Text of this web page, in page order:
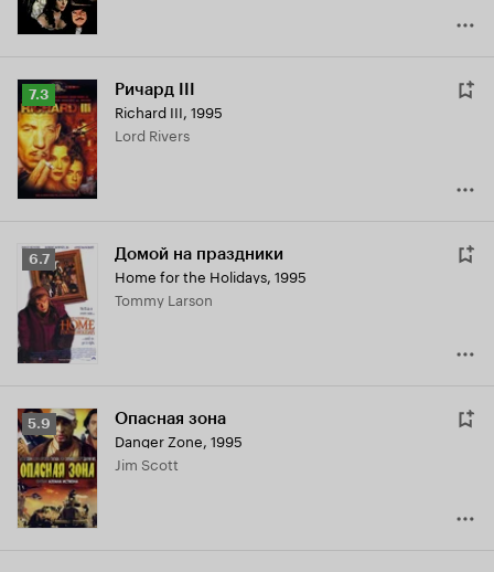
Рейтинг
Кинопоиска
7.3
7.3 Ричард III
Richard III, 1995
Lord Rivers
Рейтинг
Кинопоиска
6.7
6.7 Домой на праздники
Home for the Holidays, 1995
Tommy Larson
Рейтинг
Кинопоиска
5.9
5.9 Опасная зона
Danger Zone, 1995
Jim Scott